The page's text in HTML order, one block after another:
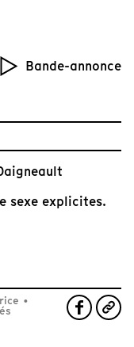
Bande-annonce
sexe explicites.
•